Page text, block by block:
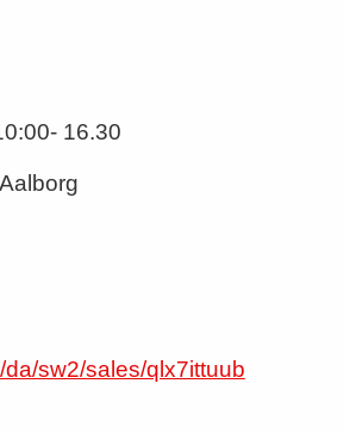
16.30
sw2/sales/qlx7ittuub